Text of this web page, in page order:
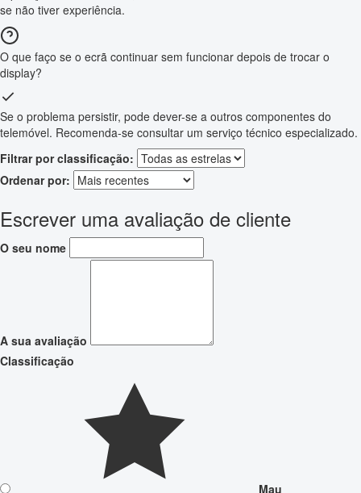
se não tiver experiência.
O que faço se o ecrã continuar sem funcionar depois de trocar o
display?
Se o problema persistir, pode dever-se a outros componentes do
telemóvel. Recomenda-se consultar um serviço técnico especializado.
Filtrar por classificação:
Ordenar por:
Escrever uma avaliação de cliente
O seu nome
A sua avaliação
Classificação
Mau